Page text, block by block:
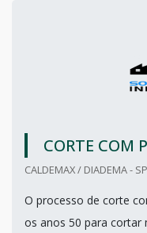
CORTE COM
CALDEMAX / DIADEMA - SP
O processo de corte
os anos 50 para cortar